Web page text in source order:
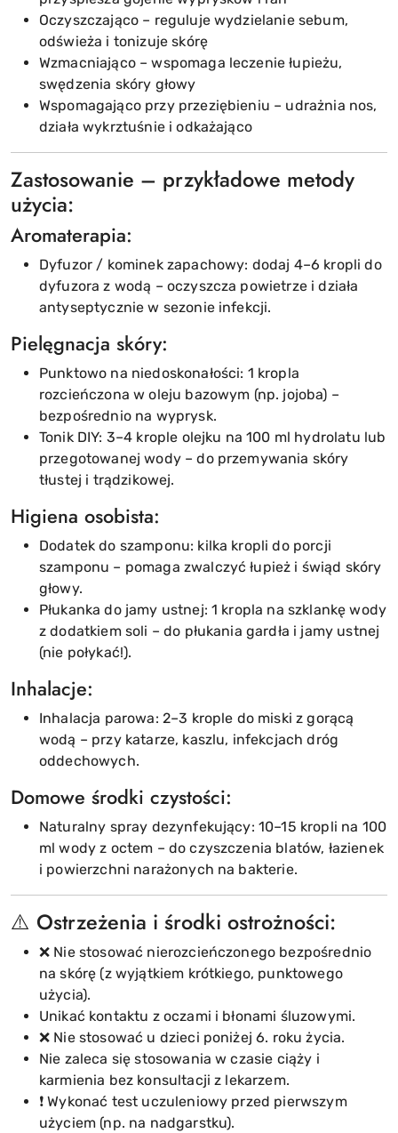
Oczyszczająco – reguluje wydzielanie sebum,
odświeża i tonizuje skórę
Wzmacniająco – wspomaga leczenie łupieżu,
swędzenia skóry głowy
Wspomagająco przy przeziębieniu – udrażnia nos,
działa wykrztuśnie i odkażająco
Zastosowanie – przykładowe metody
użycia:
Aromaterapia:
Dyfuzor / kominek zapachowy: dodaj 4–6 kropli do
dyfuzora z wodą – oczyszcza powietrze i działa
antyseptycznie w sezonie infekcji.
Pielęgnacja skóry:
Punktowo na niedoskonałości: 1 kropla
rozcieńczona w oleju bazowym (np. jojoba) –
bezpośrednio na wyprysk.
Tonik DIY: 3–4 krople olejku na 100 ml hydrolatu lub
przegotowanej wody – do przemywania skóry
tłustej i trądzikowej.
Higiena osobista:
Dodatek do szamponu: kilka kropli do porcji
szamponu – pomaga zwalczyć łupież i świąd skóry
głowy.
Płukanka do jamy ustnej: 1 kropla na szklankę wody
z dodatkiem soli – do płukania gardła i jamy ustnej
(nie połykać!).
Inhalacje:
Inhalacja parowa: 2–3 krople do miski z gorącą
wodą – przy katarze, kaszlu, infekcjach dróg
oddechowych.
Domowe środki czystości:
Naturalny spray dezynfekujący: 10–15 kropli na 100
ml wody z octem – do czyszczenia blatów, łazienek
i powierzchni narażonych na bakterie.
⚠️ Ostrzeżenia i środki ostrożności:
❌ Nie stosować nierozcieńczonego bezpośrednio
na skórę (z wyjątkiem krótkiego, punktowego
użycia).
Unikać kontaktu z oczami i błonami śluzowymi.
❌ Nie stosować u dzieci poniżej 6. roku życia.
Nie zaleca się stosowania w czasie ciąży i
karmienia bez konsultacji z lekarzem.
❗ Wykonać test uczuleniowy przed pierwszym
użyciem (np. na nadgarstku).